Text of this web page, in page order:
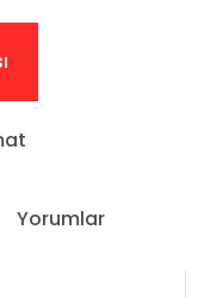
Yorumlar